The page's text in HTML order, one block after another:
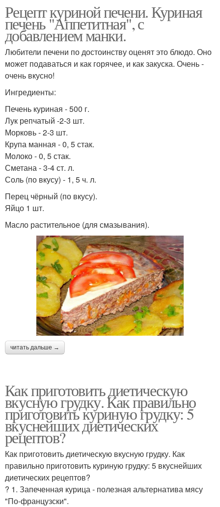
Рецепт куриной печени. Куриная
печень "Аппетитная", с
добавлением манки.
Любители печени по достоинству оценят это блюдо. Оно
может подаваться и как горячее, и как закуска. Очень -
очень вкусно!
Ингредиенты:
Печень куриная - 500 г.
Лук репчатый -2-3 шт.
Морковь - 2-3 шт.
Крупа манная - 0, 5 стак.
Молоко - 0, 5 стак.
Сметана - 3-4 ст. л.
Соль (по вкусу) - 1, 5 ч. л.
Перец чёрный (по вкусу).
Яйцо 1 шт.
Масло растительное (для смазывания).
читать дальше →
Как приготовить диетическую
вкусную грудку. Как правильно
приготовить куриную грудку: 5
вкуснейших диетических
рецептов?
Как приготовить диетическую вкусную грудку. Как
правильно приготовить куриную грудку: 5 вкуснейших
диетических рецептов?
? 1. Запеченная курица - полезная альтернатива мясу
"По-французски".